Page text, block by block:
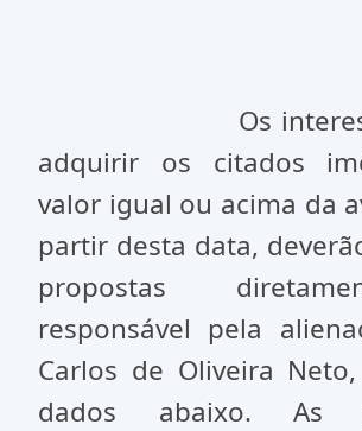
Os
adquirir os citados
valor igual ou acima da
partir desta data,
propostas
responsável pela
Carlos de Oliveira
dados abaixo. As